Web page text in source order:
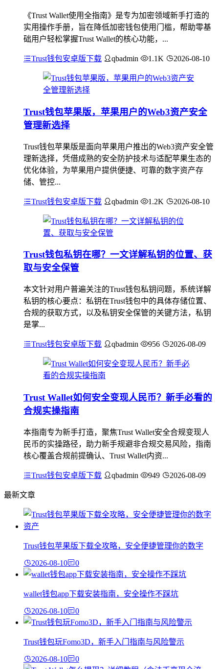
《Trust Wallet使用全指南》是专为加密领域新手打造的
实用操作手册，旨在降低加密钱包使用门槛，帮助零基
础用户轻松掌握Trust Wallet的核心功能，...
Trust钱包安卓版下载 qbadmin 1.1K 2026-08-10
Trust钱包苹果版，苹果用户的Web3资产安全
管理新选择
Trust钱包苹果版是面向苹果用户推出的Web3资产安全管
理新选择，凭借成熟的安全防护技术与适配苹果生态的
优化体验，为苹果用户提供便捷、可靠的数字资产存
储、管控...
Trust钱包安卓版下载 qbadmin 1.2K 2026-08-10
Trust钱包私钥在哪？一文详解私钥的位置、获
取与安全保管
本文针对用户普遍关注的Trust钱包私钥问题，系统详解
私钥的核心要点：私钥在Trust钱包中的具体存储位置、
合规的获取方式，以及私钥安全保管的关键方法，私钥
是掌...
Trust钱包安卓版下载 qbadmin 956 2026-08-09
Trust Wallet如何安全变现人民币？新手必看的
合规实操指南
本指南专为新手打造，聚焦Trust Wallet安全合规变现人
民币的实操路径，助力新手规避非合规交易风险，指南
核心覆盖合规前提确认、Trust Wallet内资...
Trust钱包安卓版下载 qbadmin 949 2026-08-09
最新文章
Trust钱包苹果版下载全攻略，安全便捷管理你的数字
2026-08-10 0
wallet钱包app下载安装指南，安全操作不踩坑
2026-08-10 0
Trust钱包玩Fomo3D，新手入门指南与风险警示
2026-08-10 0